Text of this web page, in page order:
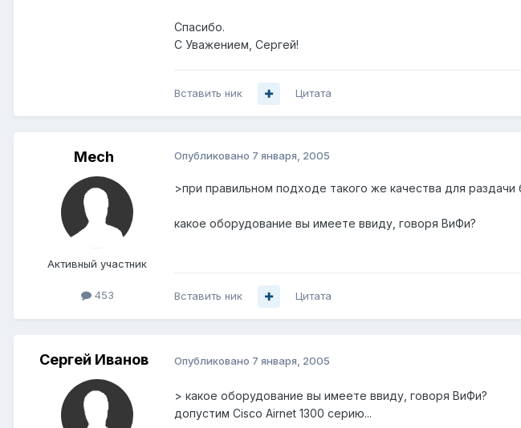
Спасибо.
С Уважением, Сергей!
Вставить ник Цитата
Mech
Активный участник
453
Опубликовано 7 января, 2005
>при правильном подходе такого же качества для
какое оборудование вы имеете ввиду, говоря ВиФи?
Вставить ник Цитата
Сергей Иванов Опубликовано 7 января, 2005
> какое оборудование вы имеете ввиду, говоря ВиФи?
допустим Cisco Airnet 1300 серию...